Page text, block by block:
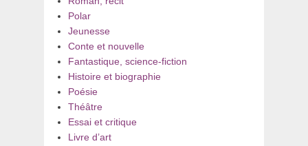
Polar
Jeunesse
Conte et nouvelle
Fantastique, science-fiction
Histoire et biographie
Poésie
Théâtre
Essai et critique
Livre d’art